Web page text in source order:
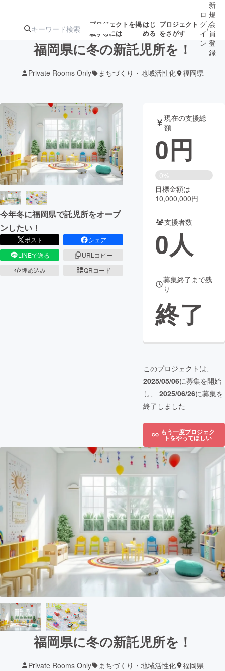
プロジェクトを掲
載するには
はじ
める
プロジェクト
をさがす
アート・写真
テクノロジー・ガジェット ゲーム・サ
書籍・雑誌
ビジネス・起業 チャレンジ
まちづくり・地域活性化
CAMPFIRE for Social Good
CAMPFIRE Creation
コミュニティ
ロ
グ
イ
ン
/
新
規
会
員
登
録
福岡県に冬の新託児所を！
Private Rooms Only まちづくり・地域活性化 福岡県
今年冬に福岡県で託児所をオープ
ンしたい！
ポスト
シェア
LINEで送る
URLコピー
埋め込み
QRコード
現在の支援総
額
0円
0%
目標金額は
10,000,000円
支援者数
0人
募集終了まで残
り
終了
このプロジェクトは、
2025/05/06に募集を開始
し、 2025/06/26に募集を
終了しました
もう一度プロジェク
トをやってほしい
福岡県に冬の新託児所を！
Private Rooms Only まちづくり・地域活性化 福岡県